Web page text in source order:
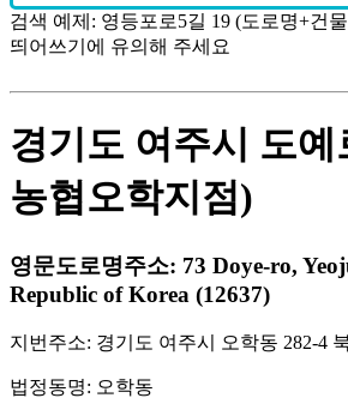
검색 예제: 영등포로5길 19 (도로명+건
띄어쓰기에 유의해 주세요
경기도 여주시 도예
농협오학지점)
영문도로명주소: 73 Doye-ro,
Republic of Korea (12637)
지번주소: 경기도 여주시 오학동 282-4
법정동명: 오학동